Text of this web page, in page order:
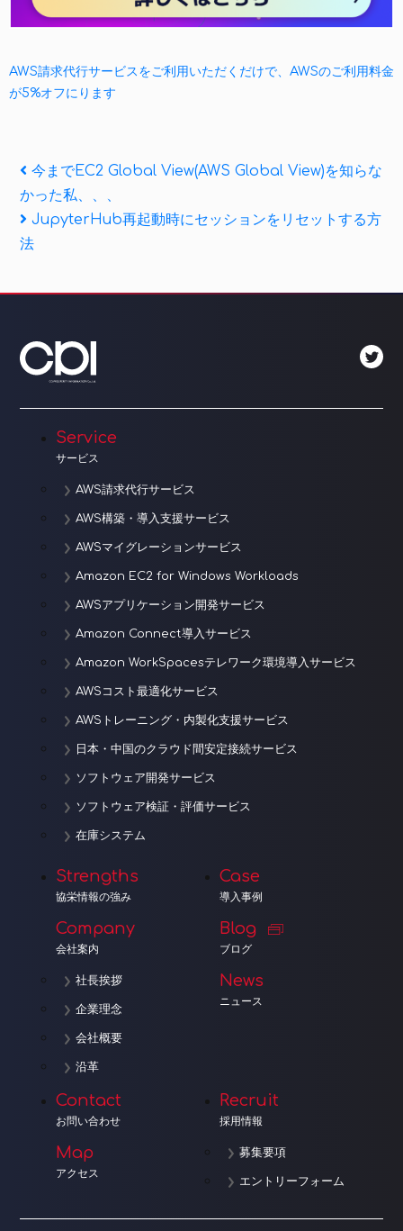
AWS請求代行サービスをご利用いただくだけで、AWSのご利用料金
が5%オフにります
投
稿
ナ
ー
シ
ョ
ン
Previous
Post
今までEC2 Global View(AWS Global View)を知らな
かった私、、、
Next
Post
JupyterHub再起動時にセッションをリセットする方
法
Service
サービス
AWS請求代行サービス
AWS構築・導入支援サービス
AWSマイグレーションサービス
Amazon EC2 for Windows Workloads
AWSアプリケーション開発サービス
Amazon Connect導入サービス
Amazon WorkSpacesテレワーク環境導入サービス
AWSコスト最適化サービス
AWSトレーニング・内製化支援サービス
日本・中国のクラウド間安定接続サービス
ソフトウェア開発サービス
ソフトウェア検証・評価サービス
在庫システム
Strengths
協栄情報の強み
Company
会社案内
社長挨拶
企業理念
会社概要
沿革
Case
導入事例
Blog
ブログ
News
ニュース
Contact
お問い合わせ
Map
アクセス
Recruit
採用情報
募集要項
エントリーフォーム